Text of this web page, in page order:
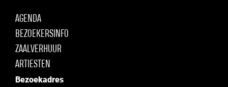
AGENDA
BEZOEKERSINFO
ZAALVERHUUR
ARTIESTEN
Bezoekadres